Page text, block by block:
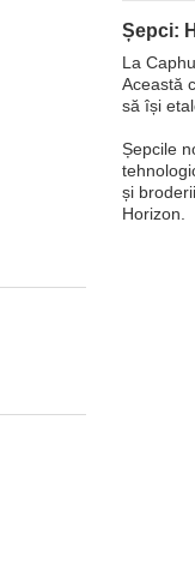
Șepci:
La
Această
să își
Șepcile
și
Horizon.